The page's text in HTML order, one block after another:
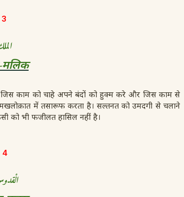
3
الملك
जिस काम को चाहे अपने बंदों को हुक्म करे और जिस काम से
में तसारूफ करता है। सल्तनत को उमदगी से चलाने
को भी फजीलत हासिल नहीं है।
4